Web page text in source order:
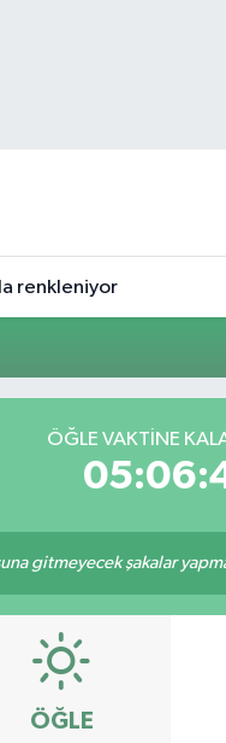
renkleniyor
ÖĞLE VAKTINE
gitmeyecek şakalar
ÖĞLE